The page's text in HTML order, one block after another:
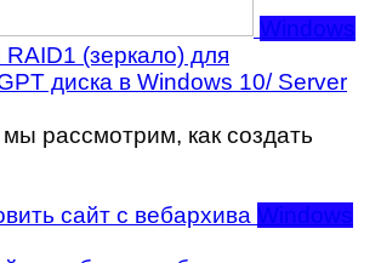
Windows
(зеркало) для
диска в Windows 10/ Server
рассмотрим, как создать
Windows